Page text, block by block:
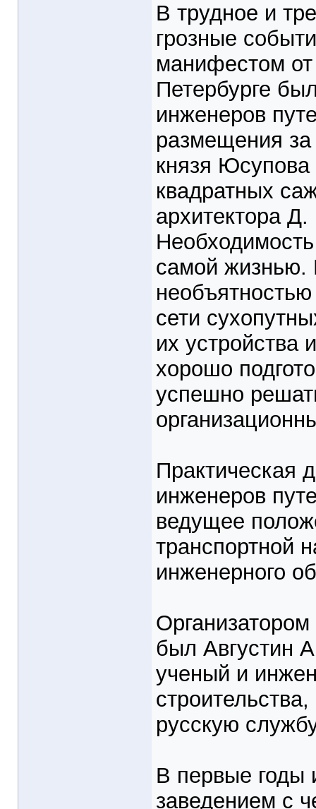
В трудное и
грозные
манифестом от
Петербурге
инженеров
размещения
князя
квадратных
архитектора
самой жизнью.
сети
их устройства
хорошо
успешно
Практическая
инженеров
ведущее
транспортной
инженерного
был Августин
ученый и
русскую
В первые годы
заведением с